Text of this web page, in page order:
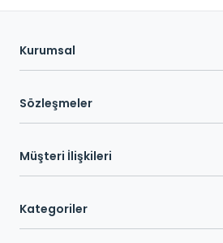
Kurumsal
Sözleşmeler
Müşteri İlişkileri
Kategoriler